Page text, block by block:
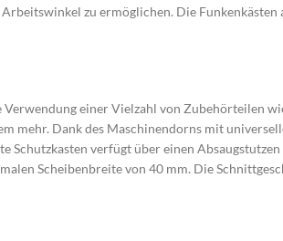
zu ermöglichen. Die Funkenkästen
einer Vielzahl von Zubehörteilen
mehr. Dank des Maschinendorns mit
Schutzkasten verfügt über einen
Scheibenbreite von 40 mm. Die